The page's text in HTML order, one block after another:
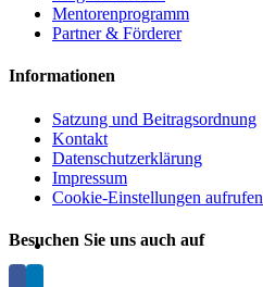
Mentorenprogramm
Partner & Förderer
Informationen
Satzung und Beitragsordnung
Kontakt
Datenschutzerklärung
Impressum
Cookie-Einstellungen aufrufen
Besuchen Sie uns auch auf